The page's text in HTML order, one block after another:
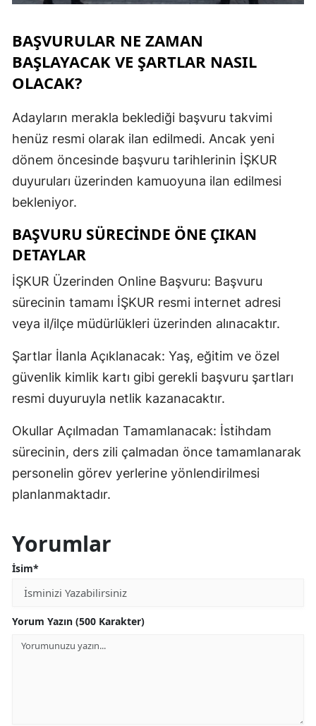
BAŞVURULAR NE ZAMAN
BAŞLAYACAK VE ŞARTLAR NASIL
OLACAK?
Adayların merakla beklediği başvuru takvimi
henüz resmi olarak ilan edilmedi. Ancak yeni
dönem öncesinde başvuru tarihlerinin İŞKUR
duyuruları üzerinden kamuoyuna ilan edilmesi
bekleniyor.
BAŞVURU SÜRECINDE ÖNE ÇIKAN
DETAYLAR
İŞKUR Üzerinden Online Başvuru: Başvuru
sürecinin tamamı İŞKUR resmi internet adresi
veya il/ilçe müdürlükleri üzerinden alınacaktır.
Şartlar İlanla Açıklanacak: Yaş, eğitim ve özel
güvenlik kimlik kartı gibi gerekli başvuru şartları
resmi duyuruyla netlik kazanacaktır.
Okullar Açılmadan Tamamlanacak: İstihdam
sürecinin, ders zili çalmadan önce tamamlanarak
personelin görev yerlerine yönlendirilmesi
planlanmaktadır.
Yorumlar
İsim*
Yorum Yazın (500 Karakter)